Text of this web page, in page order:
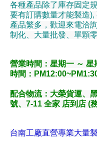
各種產品除了庫存固定
要有訂購數量才能製造),
產品繁多，歡迎來電洽
制化、大量批發、單顆
營業時間：星期一 ～
時間：
配合物流：大榮貨運、
號、7-11 全家 店到店 (
台南工廠直營專業大量